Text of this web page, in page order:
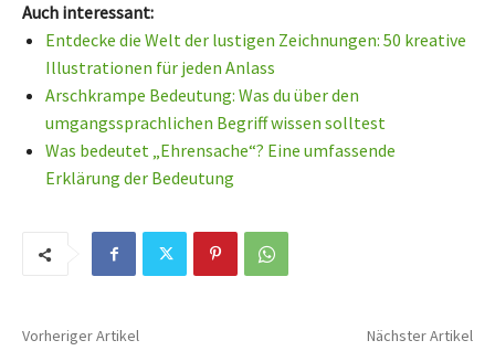
Auch interessant:
Entdecke die Welt der lustigen Zeichnungen: 50 kreative
Illustrationen für jeden Anlass
Arschkrampe Bedeutung: Was du über den
umgangssprachlichen Begriff wissen solltest
Was bedeutet „Ehrensache“? Eine umfassende
Erklärung der Bedeutung
Vorheriger Artikel Nächster Artikel